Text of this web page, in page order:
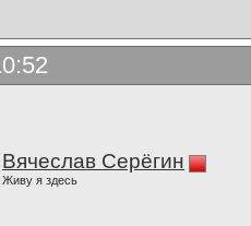
Вячеслав Серёгин
Живу я здесь